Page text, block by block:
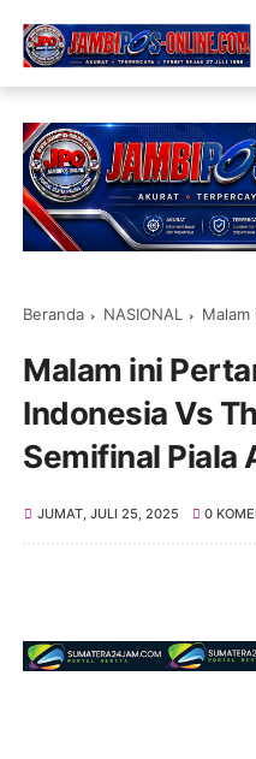
Beranda NASIONAL Malam ini
Malam ini
Indonesia Vs
Semifinal Piala
JUMAT, JULI 25, 2025 0